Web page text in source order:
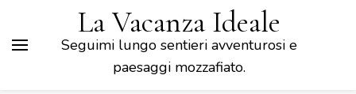
La Vacanza Ideale
Seguimi lungo sentieri avventurosi e
paesaggi mozzafiato.